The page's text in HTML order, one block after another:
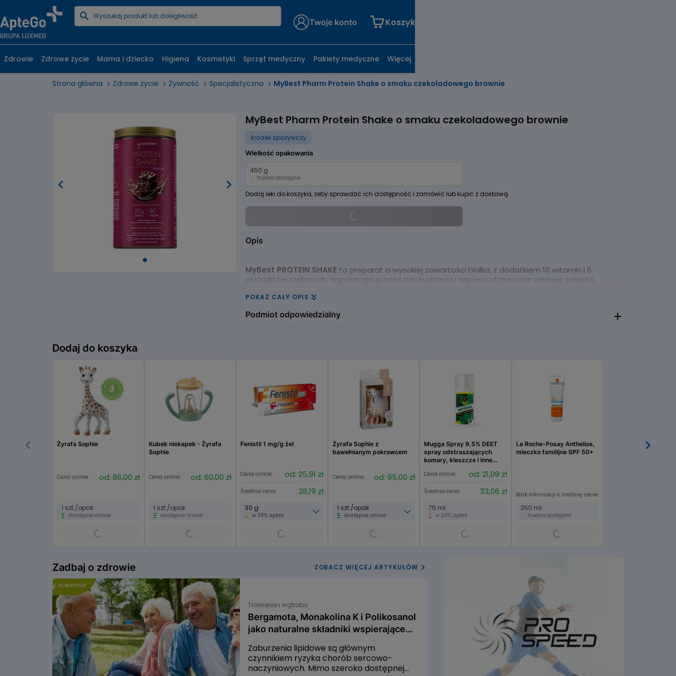
Strona główna Zdrowe życie Żywność Specjalistyczna MyBest Pharm Protein Shake o smaku czekoladowego brownie
MyBest Pharm Protein Shake o smaku czekoladowego brownie
środek spożywczy
Wielkość opakowania
450 g
trudno dostępne
Dodaj leki do koszyka, żeby sprawdzić ich dostępność i zamówić lub kupić z dostawą.
Opis
MyBest PROTEIN SHAKE to preparat o wysokiej zawartości białka, z dodatkiem 10 witamin i 6
ekstraktów roślinnych. Wspomaga proces odchudzania i wspiera utrzymanie zdrowej sylwetki.
POKAŻ CAŁY OPIS
Podmiot odpowiedzialny
Dodaj do koszyka
Żyrafa Sophie
Cena online: od: 86,00 zł
1 szt./opak
dostępne online
Kubek niekapek - Żyrafa
Sophie
Cena online: od: 60,00 zł
1 szt./opak
dostępne online
Fenistil 1 mg/g żel
Cena online: od: 25,91 zł
Średnia cena: 28,19 zł
30 g
w 38% aptek
Żyrafa Sophie z
bawełnianym pokrowcem
Cena online: od: 95,00 zł
1 szt./opak
dostępne online
Mugga Spray 9,5% DEET
spray odstraszających
komary, kleszcze i inne
Cena online: od: 21,09 zł
Średnia cena: 33,06 zł
75 ml
w 30% aptek
La Roche-Posay Anthelios,
mleczko familijne SPF 50+
Brak informacji o średniej cenie
250 ml
trudno dostępne
1
of
6
Zadbaj o zdrowie ZOBACZ WIĘCEJ ARTYKUŁÓW
Trawienie i wątroba
Bergamota, Monakolina K i Polikosanol
jako naturalne składniki wspierające
Zaburzenia lipidowe są głównym
czynnikiem ryzyka chorób sercowo-
naczyniowych. Mimo szeroko dostępnej
Twoje konto Koszyk
Zdrowie Zdrowe życie Mama i dziecko Higiena Kosmetyki Sprzęt medyczny Pakiety medyczne Więcej